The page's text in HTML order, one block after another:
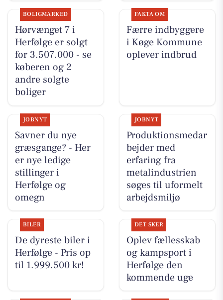
BOLIGMARKED
Hørvænget 7 i
Herfølge er solgt
for 3.507.000 - se
køberen og 2
andre solgte
boliger
FAKTA OM
Færre indbyggere
i Køge Kommune
oplever indbrud
JOBNYT
Savner du nye
græsgange? - Her
er nye ledige
stillinger i
Herfølge og
omegn
JOBNYT
Produktionsmedar
bejder med
erfaring fra
metalindustrien
søges til uformelt
arbejdsmiljø
BILER
De dyreste biler i
Herfølge - Pris op
til 1.999.500 kr!
DET SKER
Oplev fællesskab
og kampsport i
Herfølge den
kommende uge